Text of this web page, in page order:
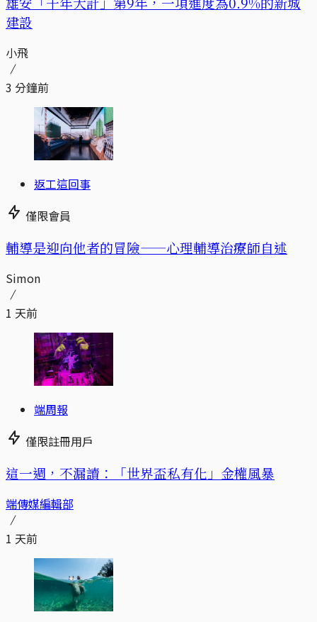
建設
小飛
3 分鐘前
返工這回事
僅限會員
輔導是迎向他者的冒險——心理輔導治療師自述
Simon
1 天前
端周報
僅限註冊用戶
這一週，不漏讀：「世界盃私有化」金權風暴
端傳媒編輯部
1 天前